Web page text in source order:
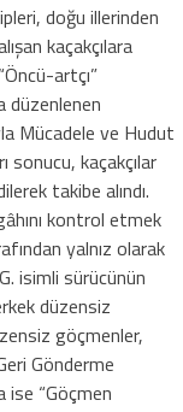
doğu illerinden
kaçakçılara
artçı”
düzenlenen
Mücadele ve Hudut
sonucu, kaçakçılar
takibe alındı.
kontrol etmek
yalnız olarak
isimli sürücünün
düzensiz
göçmenler,
Gönderme
ise “Göçmen